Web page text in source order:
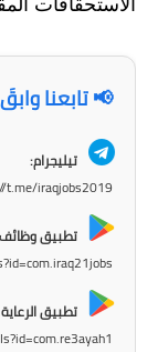
📢 تابعنا
تيليجرام:
t.me/iraqjobs2019
تطبيق وظائف
تطبيق